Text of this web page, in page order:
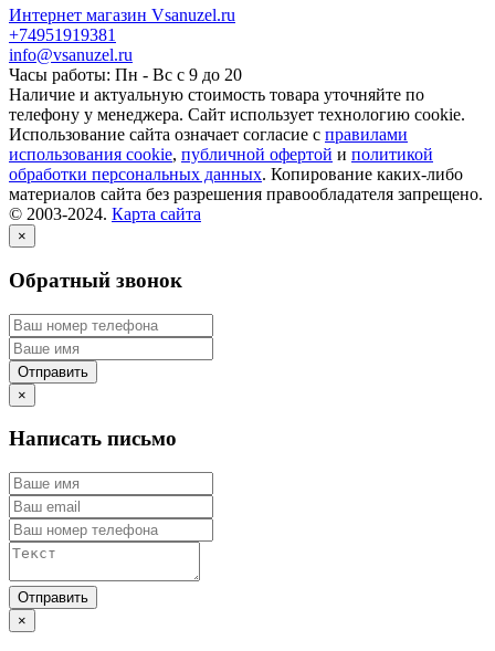
Интернет магазин Vsanuzel.ru
+74951919381
info@vsanuzel.ru
Часы работы: Пн - Вс с 9 до 20
Наличие и актуальную стоимость товара уточняйте по
телефону у менеджера. Сайт использует технологию cookie.
Использование сайта означает согласие с правилами
использования cookie, публичной офертой и политикой
обработки персональных данных. Копирование каких-либо
материалов сайта без разрешения правообладателя запрещено.
© 2003-2024. Карта сайта
×
Обратный звонок
×
Написать письмо
×